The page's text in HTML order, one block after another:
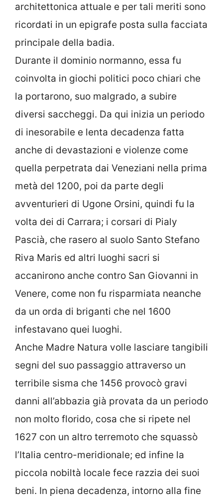
architettonica attuale e per tali meriti sono
ricordati in un epigrafe posta sulla facciata
principale della badia.
Durante il dominio normanno, essa fu
coinvolta in giochi politici poco chiari che
la portarono, suo malgrado, a subire
diversi saccheggi. Da qui inizia un periodo
di inesorabile e lenta decadenza fatta
anche di devastazioni e violenze come
quella perpetrata dai Veneziani nella prima
metà del 1200, poi da parte degli
avventurieri di Ugone Orsini, quindi fu la
volta dei di Carrara; i corsari di Pialy
Pascià, che rasero al suolo Santo Stefano
Riva Maris ed altri luoghi sacri si
accanirono anche contro San Giovanni in
Venere, come non fu risparmiata neanche
da un orda di briganti che nel 1600
infestavano quei luoghi.
Anche Madre Natura volle lasciare tangibili
segni del suo passaggio attraverso un
terribile sisma che 1456 provocò gravi
danni all’abbazia già provata da un periodo
non molto florido, cosa che si ripete nel
1627 con un altro terremoto che squassò
l’Italia centro-meridionale; ed infine la
piccola nobiltà locale fece razzia dei suoi
beni. In piena decadenza, intorno alla fine